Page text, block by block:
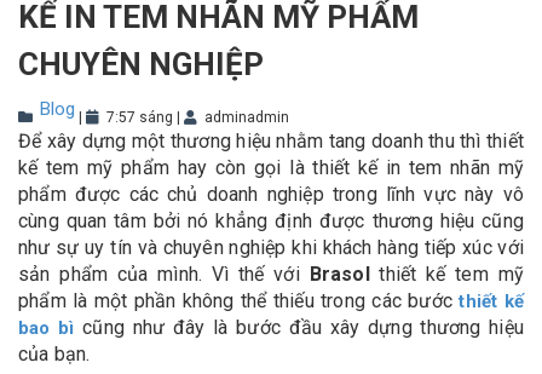
KẾ IN TEM NHÃN MỸ PHẨM
CHUYÊN NGHIỆP
Blog 7:57 sáng adminadmin
Để xây dựng một thương hiệu nhằm tang doanh thu thì thiết
kế tem mỹ phẩm hay còn gọi là thiết kế in tem nhãn mỹ
phẩm được các chủ doanh nghiệp trong lĩnh vực này vô
cùng quan tâm bởi nó khẳng định được thương hiệu cũng
như sự uy tín và chuyên nghiệp khi khách hàng tiếp xúc với
sản phẩm của mình. Vì thế với Brasolthiết kế tem mỹ
phẩm là một phần không thể thiếu trong các bướcthiết kế
bao bì cũng như đây là bước đầu xây dựng thương hiệu
của bạn.